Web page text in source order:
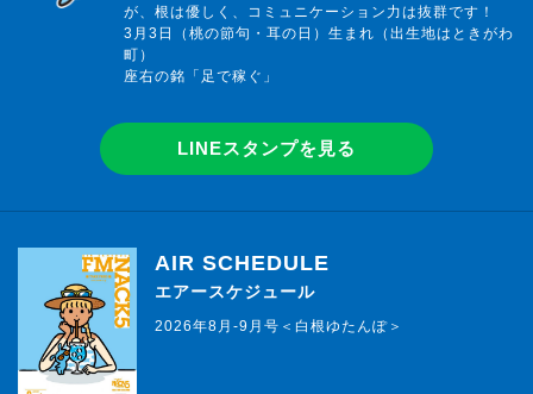
が、根は優しく、コミュニケーション力は抜群です！
3月3日（桃の節句・耳の日）生まれ（出生地はときがわ
町）
座右の銘「足で稼ぐ」
LINEスタンプを見る
AIR SCHEDULE
エアースケジュール
2026年8月-9月号＜白根ゆたんぽ＞